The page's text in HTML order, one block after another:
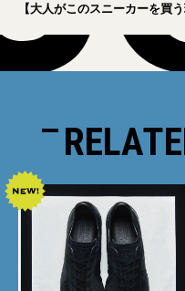
【大人がこのスニーカーを買